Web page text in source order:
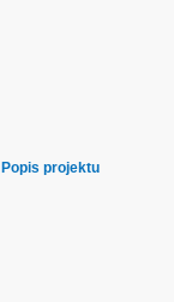
Popis projektu